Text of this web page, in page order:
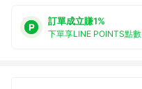
訂單成立賺1%
下單享LINE POINTS點數